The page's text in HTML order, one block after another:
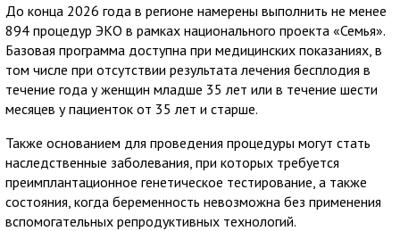
До конца 2026 года в регионе намерены выполнить не менее
894 процедур ЭКО в рамках национального проекта «Семья».
Базовая программа доступна при медицинских показаниях, в
том числе при отсутствии результата лечения бесплодия в
течение года у женщин младше 35 лет или в течение шести
месяцев у пациенток от 35 лет и старше.
Также основанием для проведения процедуры могут стать
наследственные заболевания, при которых требуется
преимплантационное генетическое тестирование, а также
состояния, когда беременность невозможна без применения
вспомогательных репродуктивных технологий.